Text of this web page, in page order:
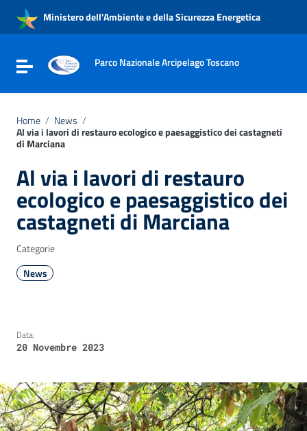
Vai al menu di navigazione
Vai al footer
Ministero dell'Ambiente e della Sicurezza Energetica
Attiva / disattiva la navigazione
Parco Nazionale Arcipelago Toscano
Home / News /
Al via i lavori di restauro ecologico e paesaggistico dei castagneti
di Marciana
Al via i lavori di restauro
ecologico e paesaggistico dei
castagneti di Marciana
Categorie
News
Data:
20 Novembre 2023